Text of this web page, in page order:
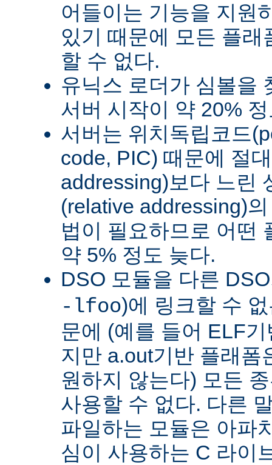
어들이는 기능을 지원
있기 때문에 모든 플
할 수 없다.
유닉스 로더가 심볼을
서버 시작이 약 20%
서버는 위치독립코드
code, PIC) 때문에 절
addressing)보다 느린
(relative addressing)
법이 필요하므로 어떤
약 5% 정도 늦다.
DSO 모듈을 다른
-lfoo)에 링크할 수
문에 (예를 들어 ELF
지만 a.out기반 플래폼
원하지 않는다) 모든
사용할 수 없다. 다른
파일하는 모듈은 아파
심이 사용하는 C 라이